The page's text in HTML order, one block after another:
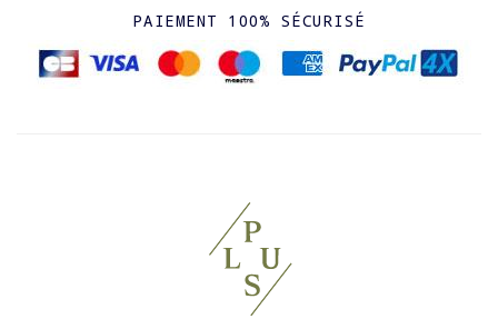
PAIEMENT 100% SÉCURISÉ